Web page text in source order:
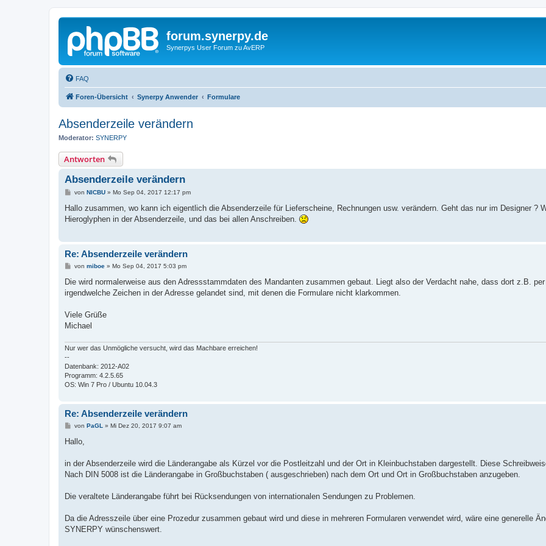
forum.synerpy.de
Synerpys User Forum zu AvERP
FAQ
Foren-Übersicht Synerpy Anwender Formulare
Absenderzeile verändern
Moderator: SYNERPY
Antworten
Absenderzeile verändern
B
i
r
von NICBU» Mo Sep 04, 2017 12:17 pm
Hallo zusammen, wo kann ich eigentlich die Absenderzeile für Lieferscheine, Rechnungen usw. verändern. Geht das nur im Designer ?
Hieroglyphen in der Absenderzeile, und das bei allen Anschreiben.
Re: Absenderzeile verändern
B
i
r
von miboe» Mo Sep 04, 2017 5:03 pm
Die wird normalerweise aus den Adressstammdaten des Mandanten zusammen gebaut. Liegt also der Verdacht nahe, dass dort z.B.
irgendwelche Zeichen in der Adresse gelandet sind, mit denen die Formulare nicht klarkommen.
Viele Grüße
Michael
Nur wer das Unmögliche versucht, wird das Machbare erreichen!
--
Datenbank: 2012-A02
Programm: 4.2.5.65
OS: Win 7 Pro / Ubuntu 10.04.3
Re: Absenderzeile verändern
B
i
a
von PaGL » Mi Dez 20, 2017 9:07 am
Hallo,
in der Absenderzeile wird die Länderangabe als Kürzel vor die Postleitzahl und der Ort in Kleinbuchstaben dargestellt. Diese
Nach DIN 5008 ist die Länderangabe in Großbuchstaben ( ausgeschrieben) nach dem Ort und Ort in Großbuchstaben anzugeben.
Die veraltete Länderangabe führt bei Rücksendungen von internationalen Sendungen zu Problemen.
Da die Adresszeile über eine Prozedur zusammen gebaut wird und diese in mehreren Formularen verwendet wird, wäre eine generelle
SYNERPY wünschenswert.